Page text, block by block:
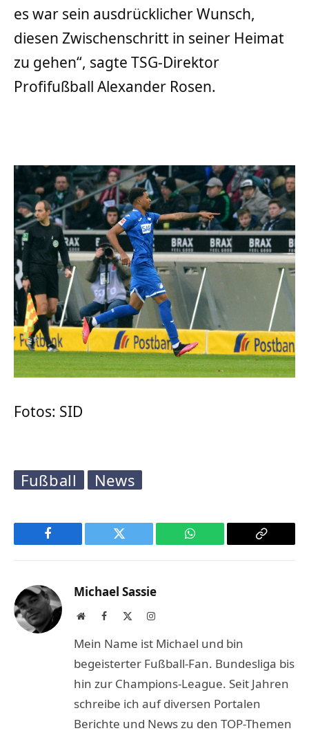
es war sein ausdrücklicher Wunsch,
diesen Zwischenschritt in seiner Heimat
zu gehen“, sagte TSG-Direktor
Profifußball Alexander Rosen.
Fotos: SID
Fußball News
Facebook Twitter WhatsApp
Copy
Michael Sassie
WebsiteFacebook Instagram
Mein Name ist Michael und bin
begeisterter Fußball-Fan. Bundesliga bis
hin zur Champions-League. Seit Jahren
schreibe ich auf diversen Portalen
Berichte und News zu den TOP-Themen